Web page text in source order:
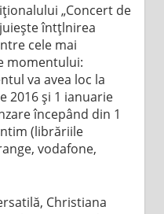
„Concert de
întţlnirea
cele mai
momentului:
va avea loc la
2016 şi 1 ianuarie
începând din 1
(librăriile
vodafone,
Christiana